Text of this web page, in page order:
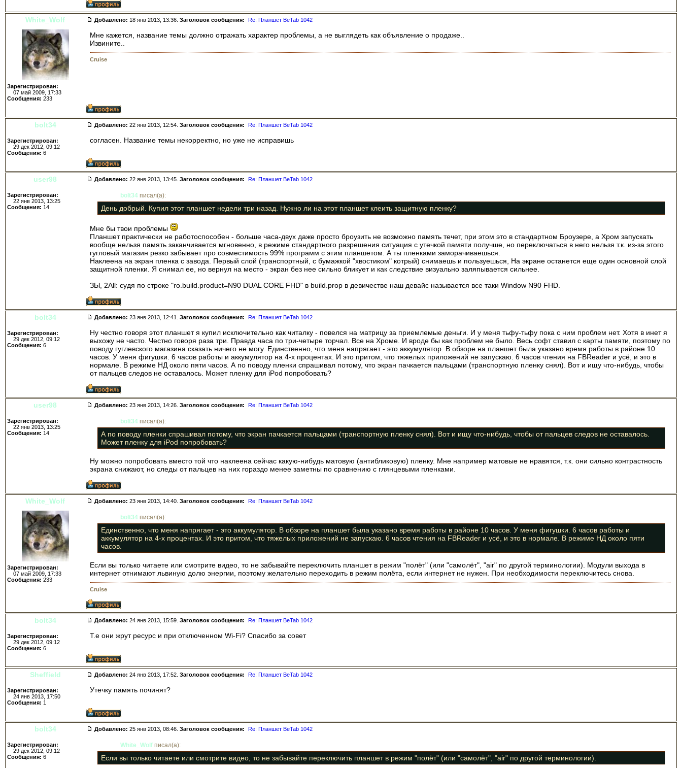
White_Wolf Добавлено: 18 янв 2013, 13:36. Заголовок сообщения: Re: Планшет BeTab 1042
Зарегистрирован:
07 май 2009, 17:33
Сообщения: 233
Мне кажется, название темы должно отражать характер проблемы, а не выглядеть как объявление о продаже..
Извините..
Cruise
bolt34 Добавлено: 22 янв 2013, 12:54. Заголовок сообщения: Re: Планшет BeTab 1042
Зарегистрирован:
29 дек 2012, 09:12
Сообщения: 6
согласен. Название темы некорректно, но уже не исправишь
user98 Добавлено: 22 янв 2013, 13:45. Заголовок сообщения: Re: Планшет BeTab 1042
Зарегистрирован:
22 янв 2013, 13:25
Сообщения: 14
bolt34 писал(а):
День добрый. Купил этот планшет недели три назад. Нужно ли на этот планшет клеить защитную пленку?
Мне бы твои проблемы
Планшет практически не работоспособен - больше часа-двух даже просто броузить не возможно память течет, при этом это в стандартном Броузере, а Хром запускать
вообще нельзя память заканчивается мгновенно, в режиме стандартного разрешения ситуация с утечкой памяти получше, но переключаться в него нельзя т.к. из-за этого
гугловый магазин резко забывает про совместимость 99% программ с этим планшетом. А ты пленками заморачиваешься.
Наклеена на экран пленка с завода. Первый слой (транспортный, с бумажкой "хвостиком" котрый) снимаешь и пользуешься, На экране останется еще один основной слой
защитной пленки. Я снимал ее, но вернул на место - экран без нее сильно бликует и как следствие визуально заляпывается сильнее.
ЗЫ, 2All: судя по строке "ro.build.product=N90 DUAL CORE FHD" в build.prop в девичестве наш девайс называется все таки Window N90 FHD.
bolt34 Добавлено: 23 янв 2013, 12:41. Заголовок сообщения: Re: Планшет BeTab 1042
Зарегистрирован:
29 дек 2012, 09:12
Сообщения: 6
Ну честно говоря этот планшет я купил исключительно как читалку - повелся на матрицу за приемлемые деньги. И у меня тьфу-тьфу пока с ним проблем нет. Хотя в инет я
выхожу не часто. Честно говоря раза три. Правда часа по три-четыре торчал. Все на Хроме. И вроде бы как проблем не было. Весь софт ставил с карты памяти, поэтому по
поводу гуглевского магазина сказать ничего не могу. Единственно, что меня напрягает - это аккумулятор. В обзоре на планшет была указано время работы в районе 10
часов. У меня фигушки. 6 часов работы и аккумулятор на 4-х процентах. И это притом, что тяжелых приложений не запускаю. 6 часов чтения на FBReader и усё, и это в
нормале. В режиме НД около пяти часов. А по поводу пленки спрашивал потому, что экран пачкается пальцами (транспортную пленку снял). Вот и ищу что-нибудь, чтобы
от пальцев следов не оставалось. Может пленку для iPod попробовать?
user98 Добавлено: 23 янв 2013, 14:26. Заголовок сообщения: Re: Планшет BeTab 1042
Зарегистрирован:
22 янв 2013, 13:25
Сообщения: 14
bolt34 писал(а):
А по поводу пленки спрашивал потому, что экран пачкается пальцами (транспортную пленку снял). Вот и ищу что-нибудь, чтобы от пальцев следов не оставалось.
Может пленку для iPod попробовать?
Ну можно попробовать вместо той что наклеена сейчас какую-нибудь матовую (антибликовую) пленку. Мне например матовые не нравятся, т.к. они сильно контрастность
экрана снижают, но следы от пальцев на них гораздо менее заметны по сравнению с глянцевыми пленками.
White_Wolf Добавлено: 23 янв 2013, 14:40. Заголовок сообщения: Re: Планшет BeTab 1042
Зарегистрирован:
07 май 2009, 17:33
Сообщения: 233
bolt34 писал(а):
Единственно, что меня напрягает - это аккумулятор. В обзоре на планшет была указано время работы в районе 10 часов. У меня фигушки. 6 часов работы и
аккумулятор на 4-х процентах. И это притом, что тяжелых приложений не запускаю. 6 часов чтения на FBReader и усё, и это в нормале. В режиме НД около пяти
часов.
Если вы только читаете или смотрите видео, то не забывайте переключить планшет в режим "полёт" (или "самолёт", "air" по другой терминологии). Модули выхода в
интернет отнимают львиную долю энергии, поэтому желательно переходить в режим полёта, если интернет не нужен. При необходимости переключитесь снова.
Cruise
bolt34 Добавлено: 24 янв 2013, 15:59. Заголовок сообщения: Re: Планшет BeTab 1042
Зарегистрирован:
29 дек 2012, 09:12
Сообщения: 6
Т.е они жрут ресурс и при отключенном Wi-Fi? Спасибо за совет
Sheffield Добавлено: 24 янв 2013, 17:52. Заголовок сообщения: Re: Планшет BeTab 1042
Зарегистрирован:
24 янв 2013, 17:50
Сообщения: 1
Утечку память починят?
bolt34 Добавлено: 25 янв 2013, 08:46. Заголовок сообщения: Re: Планшет BeTab 1042
Зарегистрирован:
29 дек 2012, 09:12
Сообщения: 6
White_Wolf писал(а):
Если вы только читаете или смотрите видео, то не забывайте переключить планшет в режим "полёт" (или "самолёт", "air" по другой терминологии).